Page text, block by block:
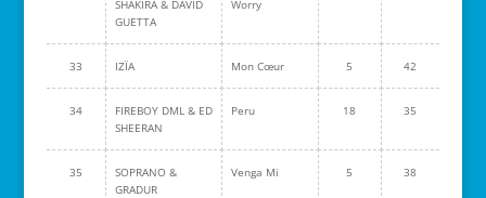
SHAKIRA & DAVID
GUETTA
Worry
33 IZÏA Mon Cœur 5 42
34
FIREBOY DML & ED
SHEERAN
Peru 18 35
35
SOPRANO &
GRADUR
Venga Mi 5 38